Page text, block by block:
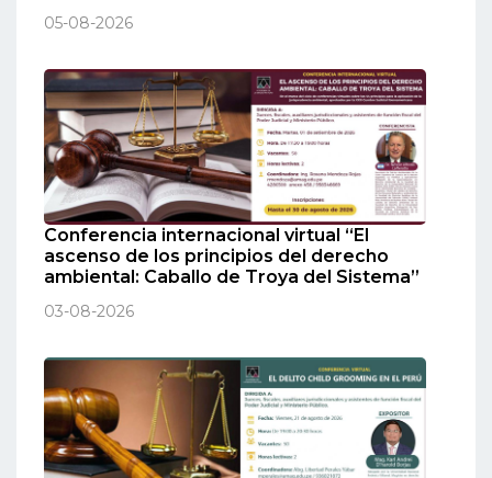
05-08-2026
Conferencia internacional virtual “El
ascenso de los principios del derecho
ambiental: Caballo de Troya del Sistema”
03-08-2026